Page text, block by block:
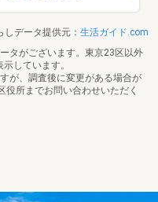
しデータ提供元： 生活ガイド.com
タがございます。東京23区以外
しています。
が、調査後に変更がある場合が
役所までお問い合わせいただく